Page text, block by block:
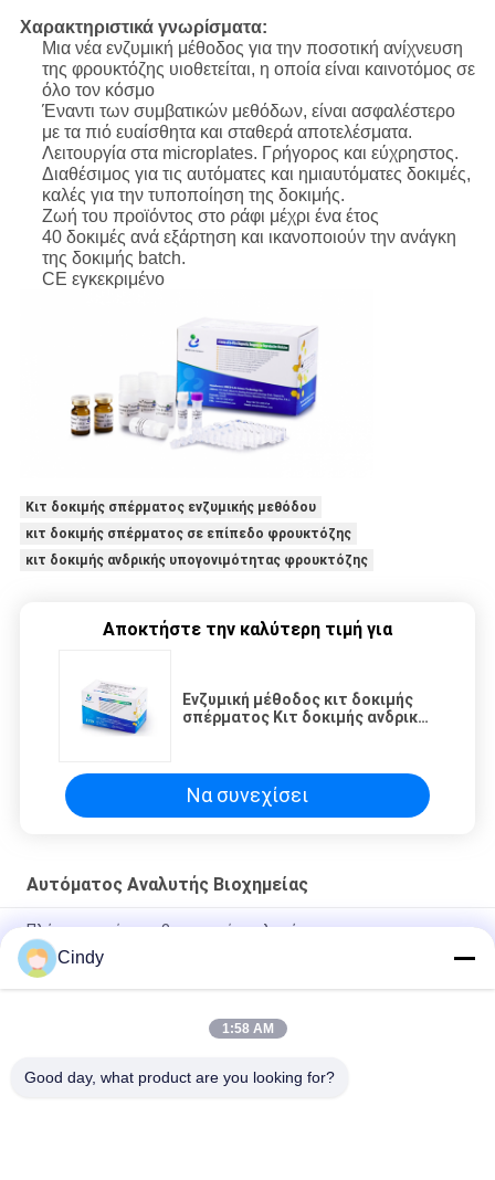
Χαρακτηριστικά γνωρίσματα:
Μια νέα ενζυμική μέθοδος για την ποσοτική ανίχνευση
της φρουκτόζης υιοθετείται, η οποία είναι καινοτόμος σε
όλο τον κόσμο
Έναντι των συμβατικών μεθόδων, είναι ασφαλέστερο
με τα πιό ευαίσθητα και σταθερά αποτελέσματα.
Λειτουργία στα microplates. Γρήγορος και εύχρηστος.
Διαθέσιμος για τις αυτόματες και ημιαυτόματες δοκιμές,
καλές για την τυποποίηση της δοκιμής.
Ζωή του προϊόντος στο ράφι μέχρι ένα έτος
40 δοκιμές ανά εξάρτηση και ικανοποιούν την ανάγκη
της δοκιμής batch.
CE εγκεκριμένο
Κιτ δοκιμής σπέρματος ενζυμικής μεθόδου
κιτ δοκιμής σπέρματος σε επίπεδο φρουκτόζης
κιτ δοκιμής ανδρικής υπογονιμότητας φρουκτόζης
Αποκτήστε την καλύτερη τιμή για
Ενζυμική μέθοδος κιτ δοκιμής
σπέρματος Κιτ δοκιμής ανδρικής
φρουκτόζης
Να συνεχίσει
Αυτόματος Αναλυτής Βιοχημείας
Πλήρως αυτόματο βιοχημικό αναλυτή
Ημιαυτόματος βιοχημικός αναλυτής
Κιτ για τον προσδιορισμό του επιπέδου ουδέτερης α-
γλυκοσιδάσης στο σπερματικό πλάσμα (Μεθοδος Modified
Cindy
1:58 AM
Good day, what product are you looking for?